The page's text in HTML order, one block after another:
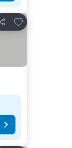
Κοινοποίηση
Προσθήκη στα